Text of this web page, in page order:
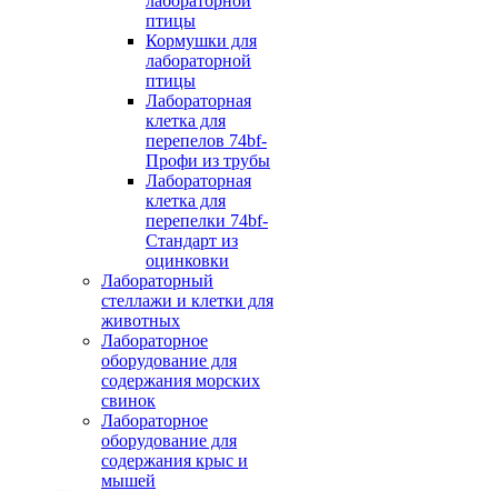
птицы
Кормушки для
лабораторной
птицы
Лабораторная
клетка для
перепелов 74bf-
Профи из трубы
Лабораторная
клетка для
перепелки 74bf-
Стандарт из
оцинковки
Лабораторный
стеллажи и клетки для
животных
Лабораторное
оборудование для
содержания морских
свинок
Лабораторное
оборудование для
содержания крыс и
мышей